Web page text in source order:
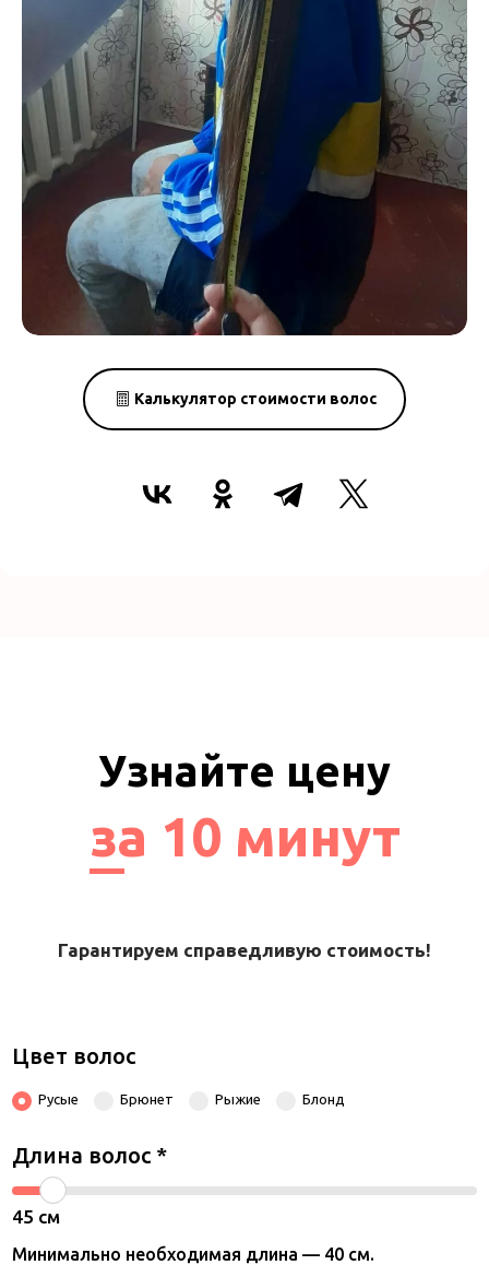
Калькулятор стоимости волос
Узнайте цену
за 10 минут
Гарантируем справедливую стоимость!
Цвет волос
Русые Брюнет Рыжие Блонд
Длина волос *
45 см
Минимально необходимая длина — 40 см.